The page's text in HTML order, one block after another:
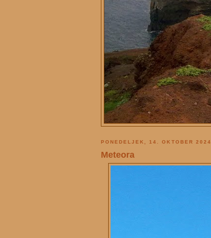
PONEDELJEK, 14. OKTOBER 2024
Meteora